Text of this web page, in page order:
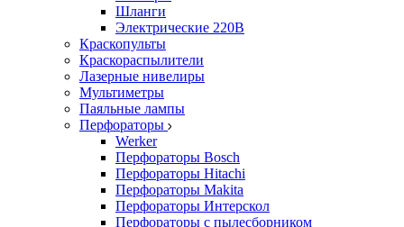
Шланги
Электрические 220В
Краскопульты
Краскораспылители
Лазерные нивелиры
Мультиметры
Паяльные лампы
Перфораторы
Werker
Перфораторы Bosch
Перфораторы Hitachi
Перфораторы Makita
Перфораторы Интерскол
Перфораторы с пылесборником